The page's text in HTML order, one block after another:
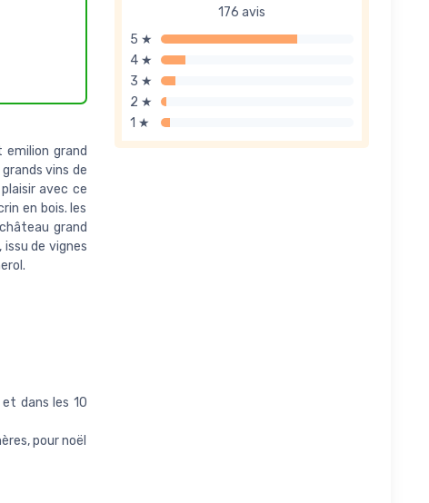
176 avis
5 ★
4 ★
3 ★
2 ★
1 ★
grand
vins de
avec ce
en bois. les
grand
de vignes
dans les 10
pour noël